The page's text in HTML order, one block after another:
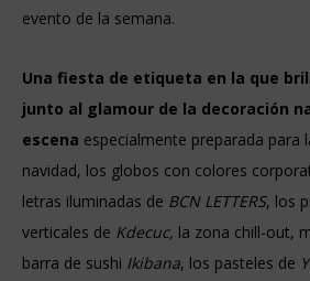
evento de la semana.
Una fiesta de etiqueta en la que
junto al glamour de la decoración
escena especialmente preparada para
navidad, los globos con colores
letras iluminadas de BCN LETTERS, los
verticales de Kdecuc, la zona chill-out,
barra de sushi Ikibana, los pasteles de